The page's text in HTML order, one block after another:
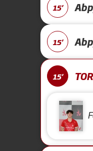
15'
15'
15'